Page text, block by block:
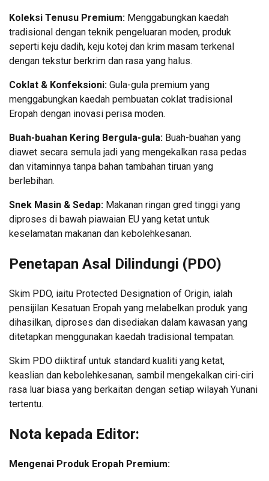
Koleksi Tenusu Premium: Menggabungkan kaedah
tradisional dengan teknik pengeluaran moden, produk
seperti keju dadih, keju kotej dan krim masam terkenal
dengan tekstur berkrim dan rasa yang halus.
Coklat & Konfeksioni: Gula-gula premium yang
menggabungkan kaedah pembuatan coklat tradisional
Eropah dengan inovasi perisa moden.
Buah-buahan Kering Bergula-gula: Buah-buahan yang
diawet secara semula jadi yang mengekalkan rasa pedas
dan vitaminnya tanpa bahan tambahan tiruan yang
berlebihan.
Snek Masin & Sedap: Makanan ringan gred tinggi yang
diproses di bawah piawaian EU yang ketat untuk
keselamatan makanan dan kebolehkesanan.
Penetapan Asal Dilindungi (PDO)
Skim PDO, iaitu Protected Designation of Origin, ialah
pensijilan Kesatuan Eropah yang melabelkan produk yang
dihasilkan, diproses dan disediakan dalam kawasan yang
ditetapkan menggunakan kaedah tradisional tempatan.
Skim PDO diiktiraf untuk standard kualiti yang ketat,
keaslian dan kebolehkesanan, sambil mengekalkan ciri-ciri
rasa luar biasa yang berkaitan dengan setiap wilayah Yunani
tertentu.
Nota kepada Editor:
Mengenai Produk Eropah Premium: